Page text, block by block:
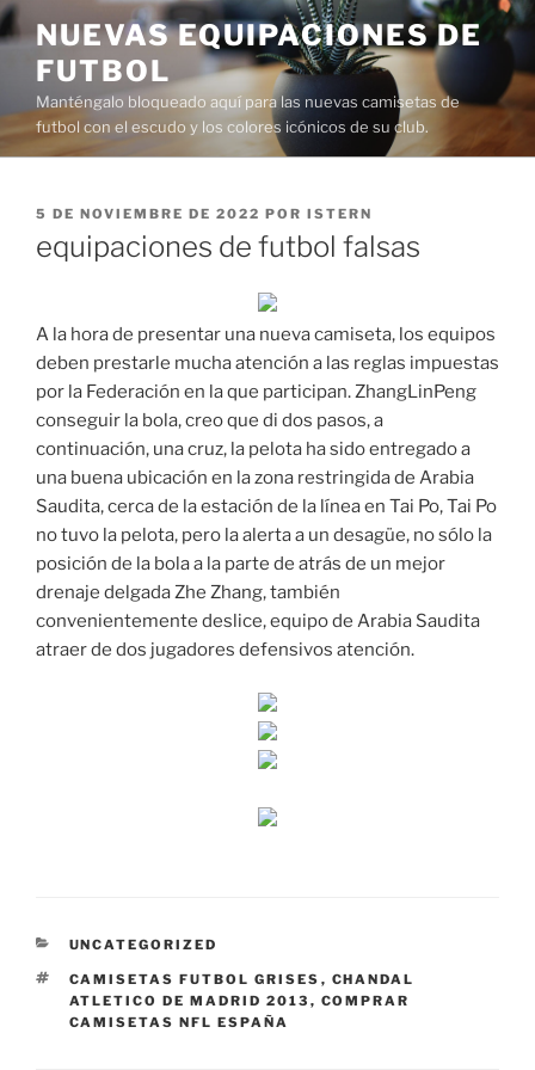
Saltar
al
contenido
NUEVAS EQUIPACIONES DE
FUTBOL
Manténgalo bloqueado aquí para las nuevas camisetas de
futbol con el escudo y los colores icónicos de su club.
PUBLICADO
5 DE NOVIEMBRE DE 2022 POR ISTERN
equipaciones de futbol falsas
A la hora de presentar una nueva camiseta, los equipos
deben prestarle mucha atención a las reglas impuestas
por la Federación en la que participan. ZhangLinPeng
conseguir la bola, creo que di dos pasos, a
continuación, una cruz, la pelota ha sido entregado a
una buena ubicación en la zona restringida de Arabia
Saudita, cerca de la estación de la línea en Tai Po, Tai Po
no tuvo la pelota, pero la alerta a un desagüe, no sólo la
posición de la bola a la parte de atrás de un mejor
drenaje delgada Zhe Zhang, también
convenientemente deslice, equipo de Arabia Saudita
atraer de dos jugadores defensivos atención.
CATEGORÍAS
UNCATEGORIZED
ETIQUETAS
CAMISETAS FUTBOL GRISES , CHANDAL
ATLETICO DE MADRID 2013 , COMPRAR
CAMISETAS NFL ESPAÑA